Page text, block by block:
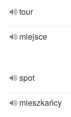
tour
miejsce
spot
mieszkańcy